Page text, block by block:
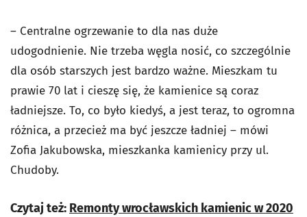
– Centralne ogrzewanie to dla nas duże
udogodnienie. Nie trzeba węgla nosić, co szczególnie
dla osób starszych jest bardzo ważne. Mieszkam tu
prawie 70 lat i cieszę się, że kamienice są coraz
ładniejsze. To, co było kiedyś, a jest teraz, to ogromna
różnica, a przecież ma być jeszcze ładniej – mówi
Zofia Jakubowska, mieszkanka kamienicy przy ul.
Chudoby.
Czytaj też: Remonty wrocławskich kamienic w 2020